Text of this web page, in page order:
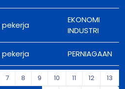
EKONOMI
INDUSTRI
PERNIAGAAN
7 8 9 10 11 12
13